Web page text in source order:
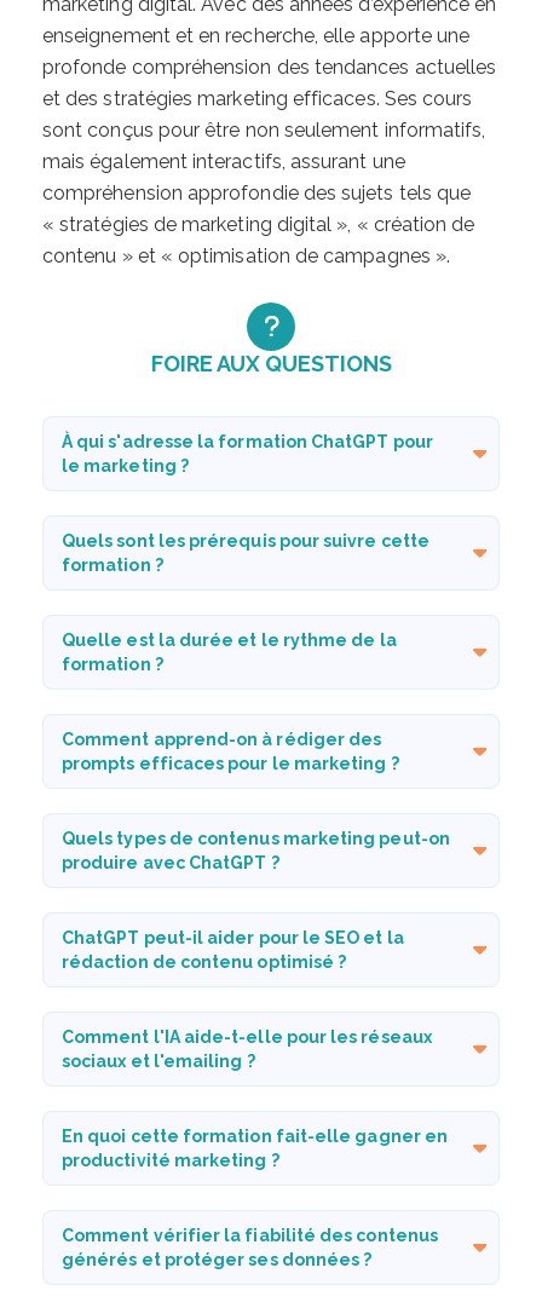
enseignement et en recherche, elle apporte une
profonde compréhension des tendances actuelles
et des stratégies marketing efficaces. Ses cours
sont conçus pour être non seulement informatifs,
mais également interactifs, assurant une
compréhension approfondie des sujets tels que
« stratégies de marketing digital », « création de
contenu » et « optimisation de campagnes ».
FOIRE AUX QUESTIONS
À qui s'adresse la formation ChatGPT pour
le marketing ?
Quels sont les prérequis pour suivre cette
formation ?
Quelle est la durée et le rythme de la
formation ?
Comment apprend-on à rédiger des
prompts efficaces pour le marketing ?
Quels types de contenus marketing peut-on
produire avec ChatGPT ?
ChatGPT peut-il aider pour le SEO et la
rédaction de contenu optimisé ?
Comment l'IA aide-t-elle pour les réseaux
sociaux et l'emailing ?
En quoi cette formation fait-elle gagner en
productivité marketing ?
Comment vérifier la fiabilité des contenus
générés et protéger ses données ?